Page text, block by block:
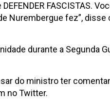
FASCISTAS.
Nurembergue fez”,
durante a Segunda
do ministro ter
no Twitter.